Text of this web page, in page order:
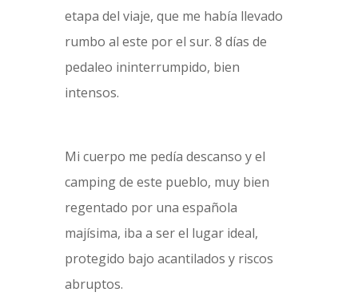
etapa del viaje, que me había llevado
rumbo al este por el sur. 8 días de
pedaleo ininterrumpido, bien
intensos.
Mi cuerpo me pedía descanso y el
camping de este pueblo, muy bien
regentado por una española
majísima, iba a ser el lugar ideal,
protegido bajo acantilados y riscos
abruptos.